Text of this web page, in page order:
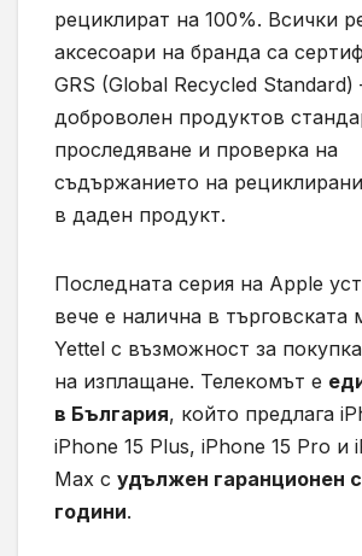
рециклират на 100%. Всички
аксесоари на бранда са
GRS (Global Recycled Standard)
доброволен продуктов
проследяване и проверка на
съдържанието на
в даден продукт.
Последната серия на Apple
вече е налична в търговската
Yettel с възможност за
на изплащане. Телекомът е
в България, който предлага
iPhone 15 Plus, iPhone 15 Pro и
Max с удължен гаранционен
години.